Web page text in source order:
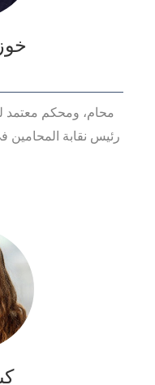
محام، ومحكم معتمد
رئيس نقابة المحامين